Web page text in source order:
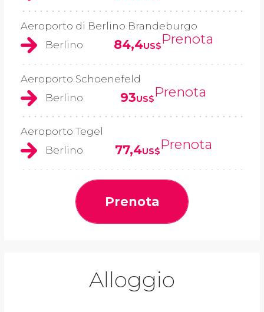
Aeroporto di Berlino Brandeburgo
Berlino
84,4US$Prenota
Aeroporto Schoenefeld
Berlino
93US$Prenota
Aeroporto Tegel
Berlino
77,4US$Prenota
Prenota
Alloggio